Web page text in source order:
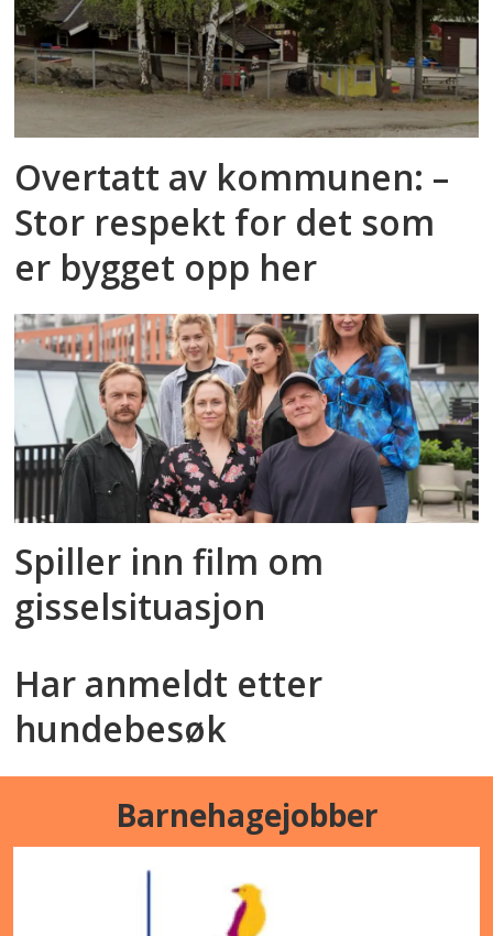
Overtatt av kommunen: –
Stor respekt for det som
er bygget opp her
Spiller inn film om
gisselsituasjon
Har anmeldt etter
hundebesøk
Barnehagejobber